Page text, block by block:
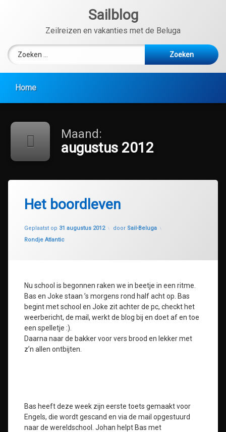
Sailblog
Zeilreizen en vakanties met de Beluga
Zoeken naar:
Home
Maand:
augustus 2012
Het boordleven
Geplaatst op 31 augustus 2012
Geüpdatet op
door Sail-Beluga
Categorieën:
Rondje Atlantic
Nu school is begonnen raken we in beetje in een ritme.
Bas en Joke staan ’s morgens rond half acht op. Bas
begint met school en Joke zit achter de pc, checkt het
weerbericht, de mail, werkt de blog bij en doet af en toe
een spelletje :).
Daarna naar de bakker voor vers brood en lekker met
z’n allen ontbijten.
Bas heeft deze week zijn eerste toets gemaakt voor
Engels, die wordt gescand en via de mail opgestuurd
naar de wereldschool. Johan helpt Bas met